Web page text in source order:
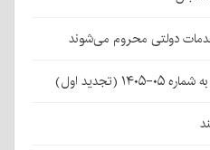
دولتی محروم می‌شوند
اول)